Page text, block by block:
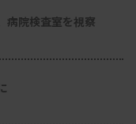
点の抽出は、
す。
定POCコーディ
ています。今後
病院検査室を視察